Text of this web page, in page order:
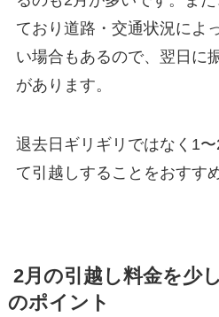
ており道路・交通状況によ
い場合もあるので、翌日に
があります。
退去日ギリギリではなく1
て引越しすることをおすす
2月の引越し料金を少
のポイント